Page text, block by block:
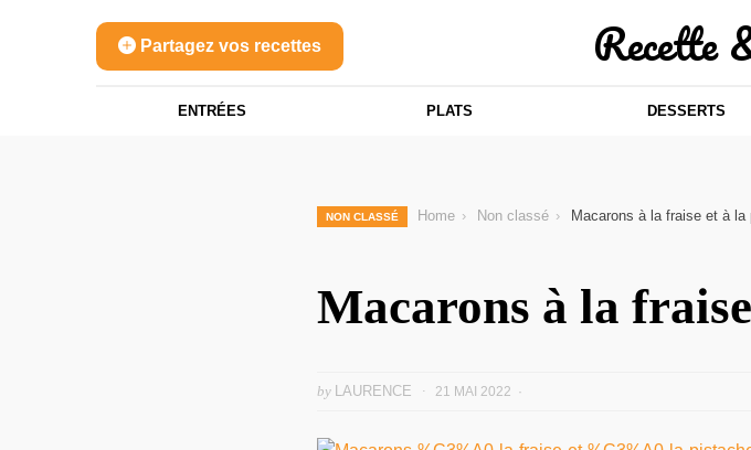
Partagez vos recettes Recette
ENTRÉES PLATS DESSERTS
NON CLASSÉ Home Non classé Macarons à la fraise et à la
Macarons à la
by LAURENCE 21 MAI 2022